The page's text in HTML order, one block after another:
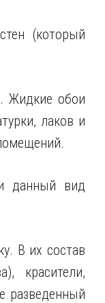
(который
Жидкие обои
лаков и
данный вид
В их состав
красители,
разведенный